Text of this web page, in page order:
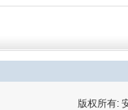
版权所有: